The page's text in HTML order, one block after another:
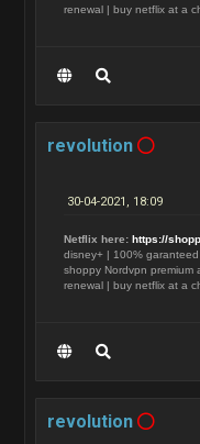
renewal | buy netflix at a
revolution
30-04-2021, 18:09
Netflix here: https://
disney+ | 100%
shoppy Nordvpn premium
renewal | buy netflix at a
revolution